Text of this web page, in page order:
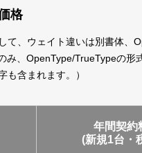
格
て、ウェイト違いは別書体、
み、OpenType/TrueTypeの
も含まれます。）
年間契約
(新規1台・